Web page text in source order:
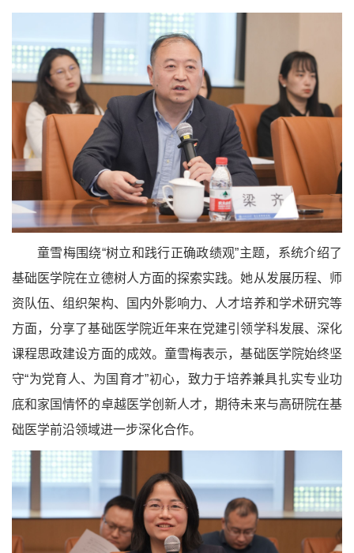
童雪梅围绕“树立和践行正确政绩观”主题，系统介绍了
基础医学院在立德树人方面的探索实践。她从发展历程、师
资队伍、组织架构、国内外影响力、人才培养和学术研究等
方面，分享了基础医学院近年来在党建引领学科发展、深化
课程思政建设方面的成效。童雪梅表示，基础医学院始终坚
守“为党育人、为国育才”初心，致力于培养兼具扎实专业功
底和家国情怀的卓越医学创新人才，期待未来与高研院在基
础医学前沿领域进一步深化合作。